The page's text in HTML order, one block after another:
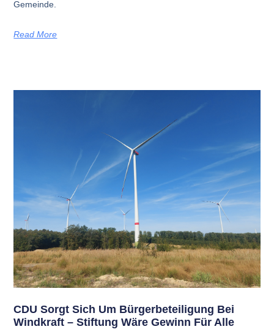
Gemeinde.
Read More
CDU Sorgt Sich Um Bürgerbeteiligung Bei
Windkraft – Stiftung Wäre Gewinn Für Alle